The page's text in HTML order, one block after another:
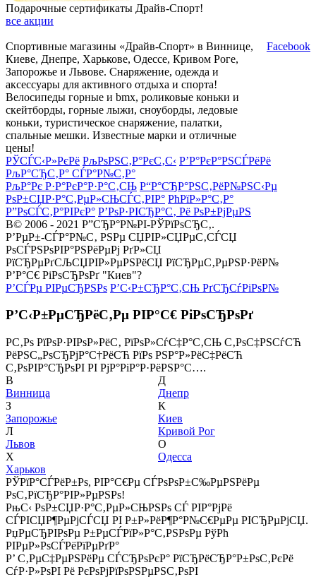
Подарочные сертификаты Драйв-Спорт!
все акции
Спортивные магазины «Драйв-Спорт» в Виннице,
Киеве, Днепре, Харькове, Одессе, Кривом Роге,
Запорожье и Львове. Снаряжение, одежда и
аксессуары для активного отдыха и спорта!
Велосипеды горные и bmx, роликовые коньки и
скейтборды, горные лыжи, сноуборды, ледовые
коньки, туристическое снаряжение, палатки,
спальные мешки. Известные марки и отличные
цены!
Facebook
РЎСЃС‹Р»РєРё РљРѕРЅС‚Р°РєС‚С‹ Р’Р°РєР°РЅСЃРёРё
РљР°СЂС‚Р° СЃР°Р№С‚Р°
РљР°Рє Р·Р°РєР°Р·Р°С‚СЊ Р“Р°СЂР°РЅС‚РёР№РЅС‹Рµ
РѕР±СЏР·Р°С‚РµР»СЊСЃС‚РІР° РћРїР»Р°С‚Р°
Р”РѕСЃС‚Р°РІРєР° Р’РѕР·РІСЂР°С‚ Рё РѕР±РјРµРЅ
В© 2006 - 2021 Р”СЂР°Р№РІ-РЎРїРѕСЂС‚.
Р’РµР±-СЃР°Р№С‚ РЅРµ СЏРІР»СЏРµС‚СЃСЏ
РѕСЃРЅРѕРІР°РЅРёРµРј РґР»СЏ
РїСЂРµРґСЉСЏРІР»РµРЅРёСЏ РїСЂРµС‚РµРЅР·РёР№
Р’Р°С€ РіРѕСЂРѕРґ "Киев"?
Р’СЃРµ РІРµСЂРЅРѕ Р’С‹Р±СЂР°С‚СЊ РґСЂСѓРіРѕР№
Р’С‹Р±РµСЂРёС‚Рµ РІР°С€ РіРѕСЂРѕРґ
Р­С‚Рѕ РїРѕР·РІРѕР»РёС‚ РїРѕР»СѓС‡Р°С‚СЊ С‚РѕС‡РЅСѓСЋ
РёРЅС„РѕСЂРјР°С†РёСЋ РїРѕ РЅР°Р»РёС‡РёСЋ
С‚РѕРІР°СЂРѕРІ РІ РјР°РіР°Р·РёРЅР°С….
В
Винница
З
Запорожье
Л
Львов
Х
Харьков
Д
Днепр
К
Киев
Кривой Рог
О
Одесса
РЎРїР°СЃРёР±Рѕ, РІР°С€Рµ СЃРѕРѕР±С‰РµРЅРёРµ
РѕС‚РїСЂР°РІР»РµРЅРѕ!
РњС‹ РѕР±СЏР·Р°С‚РµР»СЊРЅРѕ СЃ РІР°РјРё
СЃРІСЏР¶РµРјСЃСЏ РІ Р±Р»РёР¶Р°Р№С€РµРµ РІСЂРµРјСЏ.
РџРµСЂРІРѕРµ Р±РµСЃРїР»Р°С‚РЅРѕРµ РўРћ
РІРµР»РѕСЃРёРїРµРґР°
Р’ С‚РµС‡РµРЅРёРµ СЃСЂРѕРєР° РїСЂРёСЂР°Р±РѕС‚РєРё
СѓР·Р»РѕРІ Рё РєРѕРјРїРѕРЅРµРЅС‚РѕРІ